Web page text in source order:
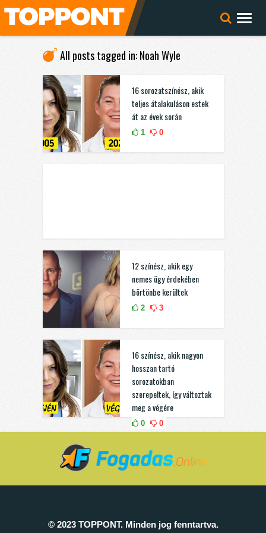
All posts tagged in: Noah Wyle
16 sorozatszínész, akik
teljes átalakuláson estek
át az évek során
1 0
12 színész, akik egy
nemes ügy érdekében
börtönbe kerültek
2 3
16 színész, akik nagyon
hosszan tartó
sorozatokban
szerepeltek, így változtak
meg a végére
0 0
© 2023 TOPPONT. Minden jog fenntartva.